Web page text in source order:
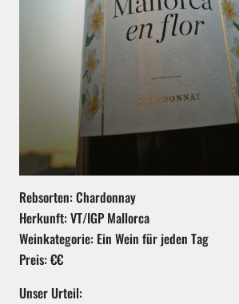
Rebsorten: Chardonnay
Herkunft: VT/IGP Mallorca
Weinkategorie: Ein Wein für jeden Tag
Preis: €€
Unser Urteil: